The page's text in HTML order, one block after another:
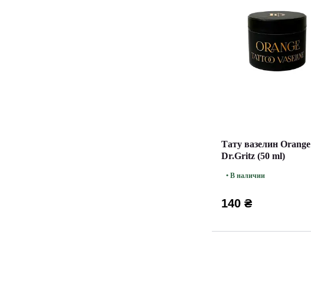
Тату вазелин Orange
Dr.Gritz (50 ml)
• В наличии
140 ₴